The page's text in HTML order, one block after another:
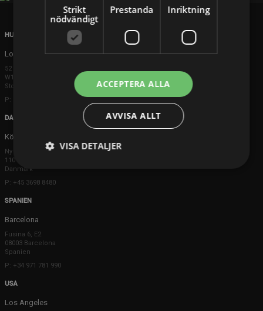
HUVUDKONTOR
London
52 Brook Street
W1K 5DS London
Storbritannien
P: +44 203 608 8181
DANMARK
Köpenhamn
Ny Østergade 20
1101 København K
Danmark
P: +45 3698 8480
SPANIEN
Barcelona
Fusina 6, E2
08003 Barcelona
Spanien
P: +34 971 781 990
USA
Los Angeles
Strikt
nödvändigt
Prestanda Inriktning
ACCEPTERA ALLA
AVVISA ALLT
VISA DETALJER